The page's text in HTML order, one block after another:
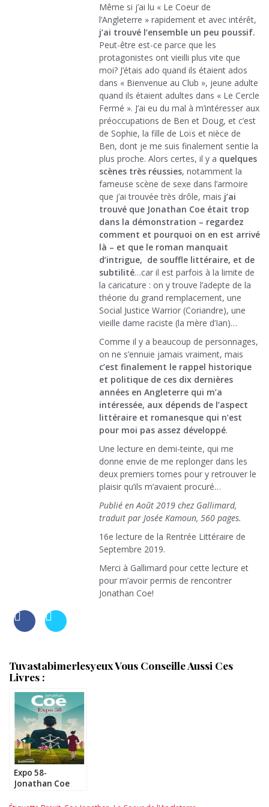
Même si j’ai lu « Le Coeur de
l’Angleterre » rapidement et avec intérêt,
j’ai trouvé l’ensemble un peu poussif.
Peut-être est-ce parce que les
protagonistes ont vieilli plus vite que
moi? J’étais ado quand ils étaient ados
dans « Bienvenue au Club », jeune adulte
quand ils étaient adultes dans « Le Cercle
Fermé ». J’ai eu du mal à m’intéresser aux
préoccupations de Ben et Doug, et c’est
de Sophie, la fille de Loïs et nièce de
Ben, dont je me suis finalement sentie la
plus proche. Alors certes, il y a quelques
scènes très réussies, notamment la
fameuse scène de sexe dans l’armoire
que j’ai trouvée très drôle, mais j’ai
trouvé que Jonathan Coe était trop
dans la démonstration – regardez
comment et pourquoi on en est arrivé
là – et que le roman manquait
d’intrigue, de souffle littéraire, et de
subtilité…car il est parfois à la limite de
la caricature : on y trouve l’adepte de la
théorie du grand remplacement, une
Social Justice Warrior (Coriandre), une
vieille dame raciste (la mère d’Ian)…
Comme il y a beaucoup de personnages,
on ne s’ennuie jamais vraiment, mais
c’est finalement le rappel historique
et politique de ces dix dernières
années en Angleterre qui m’a
intéressée, aux dépends de l’aspect
littéraire et romanesque qui n’est
pour moi pas assez développé.
Une lecture en demi-teinte, qui me
donne envie de me replonger dans les
deux premiers tomes pour y retrouver le
plaisir qu’ils m’avaient procuré…
Publié en Août 2019 chez Gallimard,
traduit par Josée Kamoun, 560 pages.
16e lecture de la Rentrée Littéraire de
Septembre 2019.
Merci à Gallimard pour cette lecture et
pour m’avoir permis de rencontrer
Jonathan Coe!
Tuvastabimerlesyeux Vous Conseille Aussi Ces
Livres :
Expo 58-
Jonathan Coe